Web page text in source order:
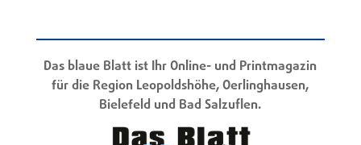
Das blaue Blatt ist Ihr Online- und Printmagazin
für die Region Leopoldshöhe, Oerlinghausen,
Bielefeld und Bad Salzuflen.